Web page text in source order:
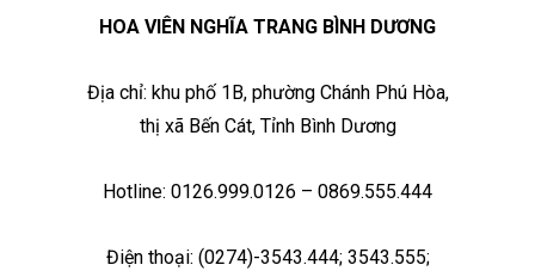
HOA VIÊN NGHĨA TRANG BÌNH DƯƠNG
Địa chỉ: khu phố 1B, phường Chánh Phú Hòa,
thị xã Bến Cát, Tỉnh Bình Dương
Hotline: 0126.999.0126 – 0869.555.444
Điện thoại: (0274)-3543.444; 3543.555;